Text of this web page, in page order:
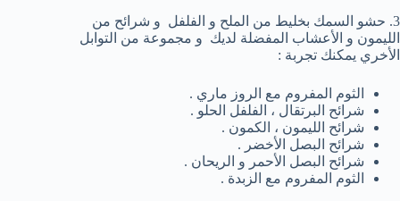
3. حشو السمك بخليط من الملح و الفلفل و شرائح من
الليمون و الأعشاب المفضلة لديك و مجموعة من التوابل
الأخري يمكنك تجربة :
الثوم المفروم مع الروز ماري .
شرائح البرتقال ، الفلفل الحلو .
شرائح الليمون ، الكمون .
شرائح البصل الأخضر .
شرائح البصل الأحمر و الريحان .
الثوم المفروم مع الزبدة .